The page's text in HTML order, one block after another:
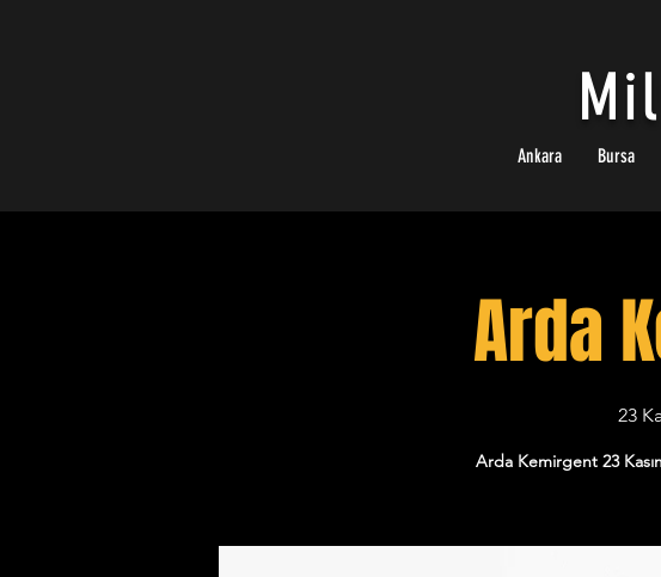
Ankara Bursa
Arda
23
Arda Kemirgent 23